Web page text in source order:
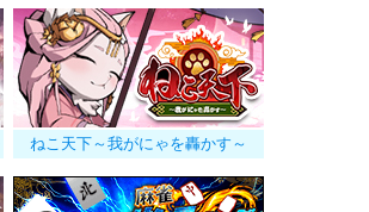
ねこ天下～我がにゃを轟かす～